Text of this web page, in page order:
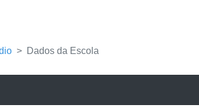
Dados da Escola